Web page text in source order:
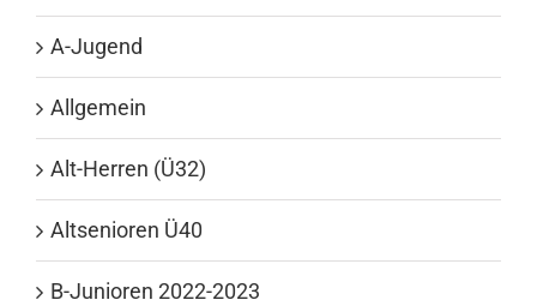
A-Jugend
Allgemein
Alt-Herren (Ü32)
Altsenioren Ü40
B-Junioren 2022-2023